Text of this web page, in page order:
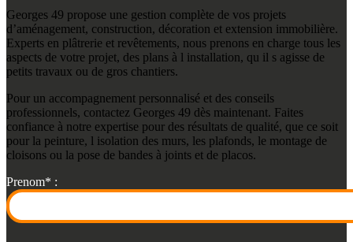
Georges 49 propose une gestion complète de vos projets
d’aménagement, construction, décoration et extension immobilière.
Experts en plâtrerie et revêtements, nous prenons en charge tous les
aspects de votre projet, des plans à l installation, qu il s agisse de
petits travaux ou de gros chantiers.
Pour un accompagnement personnalisé et des conseils
professionnels, contactez Georges 49 dès maintenant. Faites
confiance à notre expertise pour des résultats de qualité, que ce soit
pour la peinture, l isolation des murs, les plafonds, le montage de
cloisons ou la pose de bandes à joints et de placos.
Prenom* :